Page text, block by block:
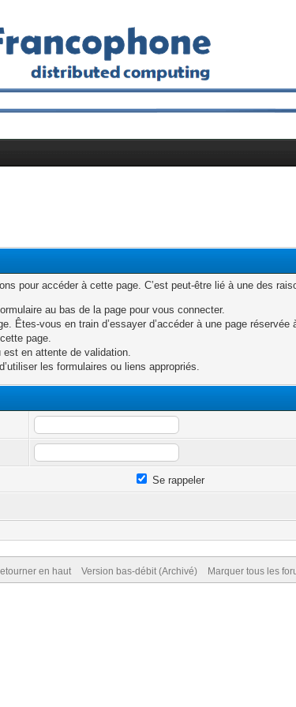
pour accéder à cette page. C’est peut-être lié à une des
au bas de la page pour vous connecter.
Êtes-vous en train d’essayer d’accéder à une page
page.
est en attente de validation.
les formulaires ou liens appropriés.
Se rappeler
en haut Version bas-débit (Archivé) Marquer tous les